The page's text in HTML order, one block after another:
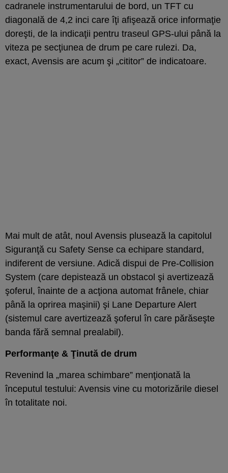
cadranele instrumentarului de bord, un TFT cu
diagonală de 4,2 inci care îţi afişează orice informaţie
doreşti, de la indicaţii pentru traseul GPS-ului până la
viteza pe secţiunea de drum pe care rulezi. Da,
exact, Avensis are acum şi „cititor” de indicatoare.
Mai mult de atât, noul Avensis plusează la capitolul
Siguranţă cu Safety Sense ca echipare standard,
indiferent de versiune. Adică dispui de Pre-Collision
System (care depistează un obstacol şi avertizează
şoferul, înainte de a acţiona automat frânele, chiar
până la oprirea maşinii) şi Lane Departure Alert
(sistemul care avertizează şoferul în care părăseşte
banda fără semnal prealabil).
Performanţe & Ţinută de drum
Revenind la „marea schimbare” menţionată la
începutul testului: Avensis vine cu motorizările diesel
în totalitate noi.